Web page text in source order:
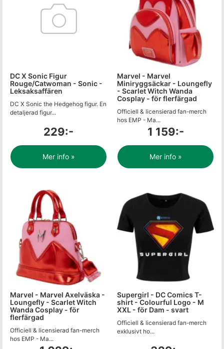
DC X Sonic Figur
Rouge/Catwoman - Sonic -
Leksaksaffären
DC X Sonic the Hedgehog figur. En
detaljerad figur...
229:-
Mer info »
Marvel - Marvel
Miniryggsäckar - Loungefly
- Scarlet Witch Wanda
Cosplay - för flerfärgad
Officiell & licensierad fan-merch
hos EMP - Ma...
1 159:-
Mer info »
Marvel - Marvel Axelväska -
Loungefly - Scarlet Witch
Wanda Cosplay - för
flerfärgad
Officiell & licensierad fan-merch
hos EMP - Ma...
Supergirl - DC Comics T-
shirt - Colourful Logo - M
XXL - för Dam - svart
Officiell & licensierad fan-merch
exklusivt ho...